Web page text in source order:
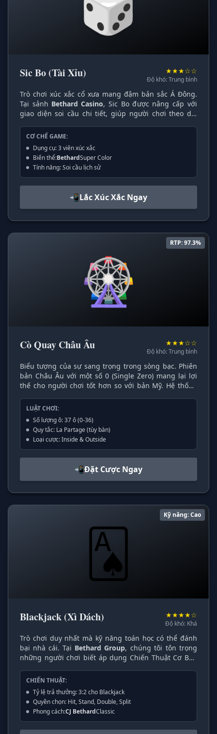
Sic Bo (Tài Xỉu) ★★★☆☆
Độ khó: Trung bình
Trò chơi xúc xắc cổ xưa mang đậm bản sắc Á Đông.
Tại sảnh Bethard Casino, Sic Bo được nâng cấp với
giao diện soi cầu chi tiết, giúp người chơi theo dõi
cược từ Tài/Xỉu đến cược Bộ Ba tạo nên sự kịch tính.
CƠ CHẾ GAME:
Dụng cụ: 3 viên xúc xắc
Biến thể:BethardSuper Color
Tính năng: Soi cầu lịch sử
📲Lắc Xúc Xắc Ngay
🎡
RTP: 97.3%
Cò Quay Châu Âu ★★★☆☆
Độ khó: Trung bình
Biểu tượng của sự sang trọng trong sòng bạc. Phiên
bản Châu Âu với một số 0 (Single Zero) mang lại lợi
thế cho người chơi tốt hơn so với bản Mỹ. Hệ thống
tái hiện cảm giác hồi hộp khi viên bi lăn trên vòng
quay.
LUẬT CHƠI:
Số lượng ô: 37 ô (0-36)
Quy tắc: La Partage (tùy bàn)
Loại cược: Inside & Outside
📲Đặt Cược Ngay
🂡
Kỹ năng: Cao
Blackjack (Xì Dách) ★★★★☆
Độ khó: Khá
Trò chơi duy nhất mà kỹ năng toán học có thể đánh
bại nhà cái. Tại Bethard Group, chúng tôi tôn trọng
những người chơi biết áp dụng Chiến Thuật Cơ Bản
21 hơn nhà cái mà không bị "quắc" (Bust).
CHIẾN THUẬT:
Tỷ lệ trả thưởng: 3:2 cho Blackjack
Quyền chọn: Hit, Stand, Double, Split
Phong cách:CJ BethardClassic